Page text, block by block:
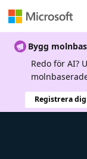
Bygg
Redo för AI?
Registrera